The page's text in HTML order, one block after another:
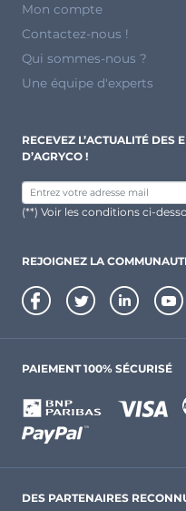
Mon compte
Contactez-nous !
Qui sommes-nous ?
Une équipe d'experts
RECEVEZ L’ACTUALITÉ DES
D’AGRYCO !
(**) Voir les conditions ci-
REJOIGNEZ LA
PAIEMENT 100% SÉCURISÉ
DES PARTENAIRES